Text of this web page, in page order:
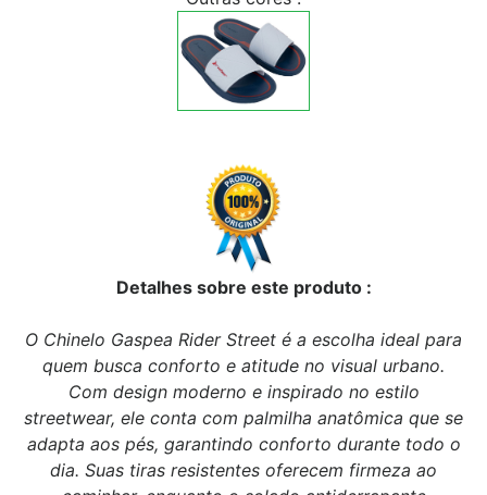
Detalhes sobre este produto :
O Chinelo Gaspea Rider Street é a escolha ideal para
quem busca conforto e atitude no visual urbano.
Com design moderno e inspirado no estilo
streetwear, ele conta com palmilha anatômica que se
adapta aos pés, garantindo conforto durante todo o
dia. Suas tiras resistentes oferecem firmeza ao